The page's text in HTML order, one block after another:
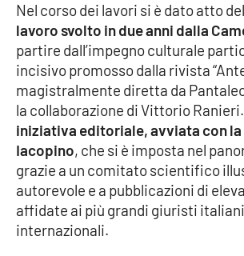
Politica
Sanità
Società
Sport
RUBRICHE
Good Morning Vietnam
Nel corso dei lavori si è dato atto
lavoro svolto in due anni dalla
partire dall’impegno culturale
incisivo promosso dalla rivista
magistralmente diretta da
la collaborazione di Vittorio Ranieri.
iniziativa editoriale, avviata con
Iacopino, che si è imposta nel
grazie a un comitato scientifico
autorevole e a pubblicazioni di
affidate ai più grandi giuristi
internazionali.